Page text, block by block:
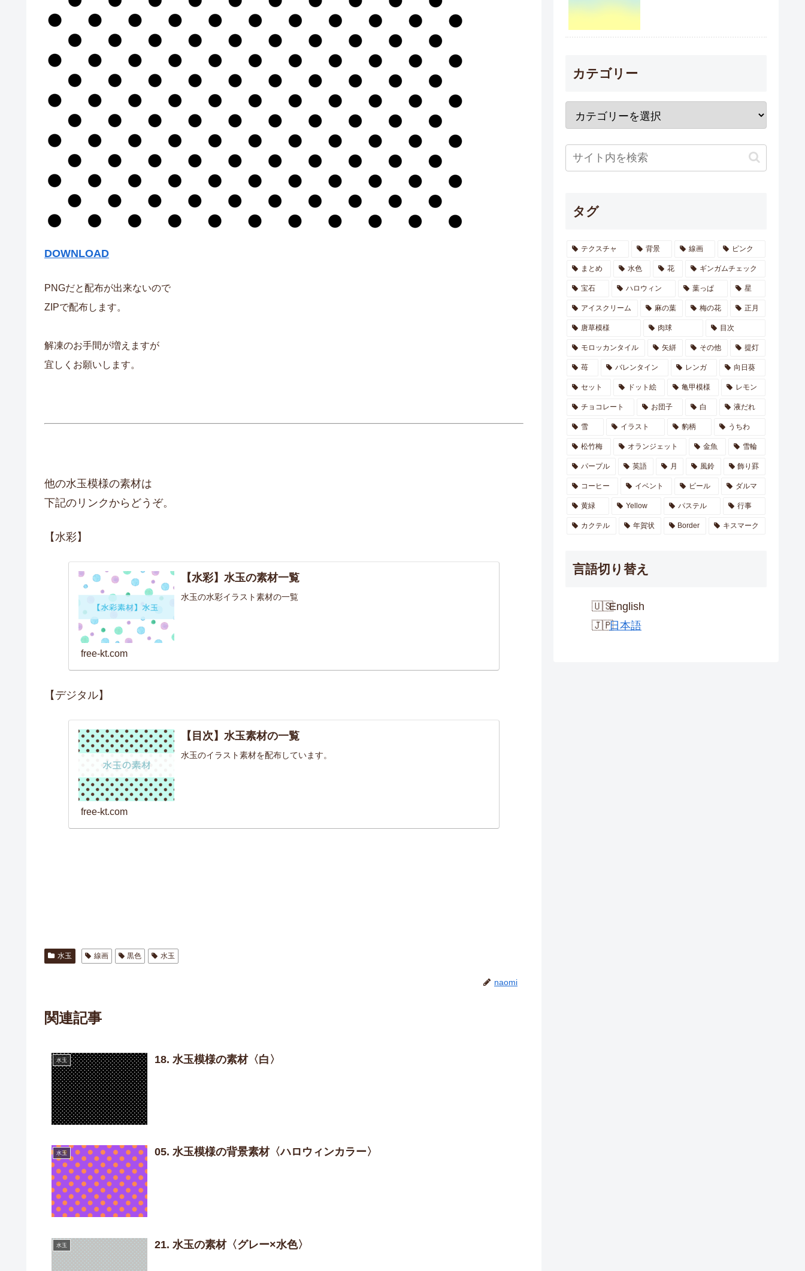
DOWNLOAD
PNGだと配布が出来ないので
ZIPで配布します。
解凍のお手間が増えますが
宜しくお願いします。
他の水玉模様の素材は
下記のリンクからどうぞ。
【水彩】
【水彩】水玉の素材一覧
水玉の水彩イラスト素材の一覧
free-kt.com
【デジタル】
【目次】水玉素材の一覧
水玉のイラスト素材を配布しています。
free-kt.com
水玉 線画 黒色 水玉
naomi
関連記事
水玉 18. 水玉模様の素材〈白〉
水玉 05. 水玉模様の背景素材〈ハロウィンカラー〉
水玉 21. 水玉の素材〈グレー×水色〉
カテゴリー
タグ
テクスチャ 背景 線画 ピンク
まとめ 水色 花 ギンガムチェック
宝石 ハロウィン 葉っぱ 星
アイスクリーム 麻の葉 梅の花 正月
唐草模様 肉球 目次
モロッカンタイル 矢絣 その他 提灯
苺 バレンタイン レンガ 向日葵
セット ドット絵 亀甲模様 レモン
チョコレート お団子 白 液だれ
雪 イラスト 豹柄 うちわ
松竹梅 オランジェット 金魚 雪輪
パープル 英語 月 風鈴 飾り罫
コーヒー イベント ビール ダルマ
黄緑 Yellow パステル 行事
カクテル 年賀状 Border キスマーク
言語切り替え
English
日本語